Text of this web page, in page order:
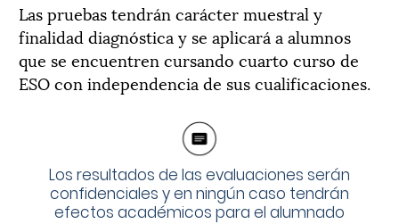
Las pruebas tendrán carácter muestral y
finalidad diagnóstica y se aplicará a alumnos
que se encuentren cursando cuarto curso de
ESO con independencia de sus cualificaciones.
Los resultados de las evaluaciones serán
confidenciales y en ningún caso tendrán
efectos académicos para el alumnado